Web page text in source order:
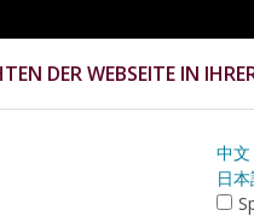
DER WEBSEITE IN
中文
日